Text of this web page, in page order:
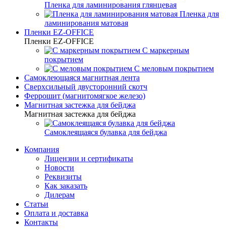
Пленка для ламинирования глянцевая
Пленка для
ламинирования матовая
Пленки EZ-OFFICE
Пленки EZ-OFFICE
С маркерным
покрытием
С меловым покрытием
Самоклеющаяся магнитная лента
Сверхсильный двусторонний скотч
Феррошит (магнитомягкое железо)
Магнитная застежка для бейджа
Магнитная застежка для бейджа
Самоклеящаяся булавка для бейджа
Компания
Лицензии и сертификаты
Новости
Реквизиты
Как заказать
Дилерам
Статьи
Оплата и доставка
Контакты